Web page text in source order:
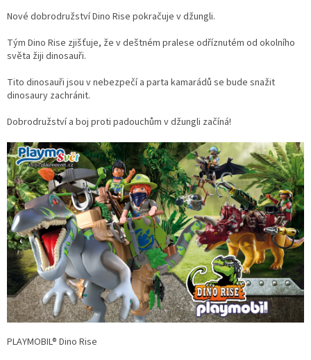
Nové dobrodružství Dino Rise pokračuje v džungli.
Tým Dino Rise zjišťuje, že v deštném pralese odříznutém od okolního
světa žiji dinosauři.
Tito dinosauři jsou v nebezpečí a parta kamarádů se bude snažit
dinosaury zachránit.
Dobrodružství a boj proti padouchům v džungli začíná!
PLAYMOBIL® Dino Rise